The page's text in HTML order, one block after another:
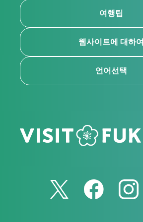
여행팁
웹사이트에 대하여
언어선택